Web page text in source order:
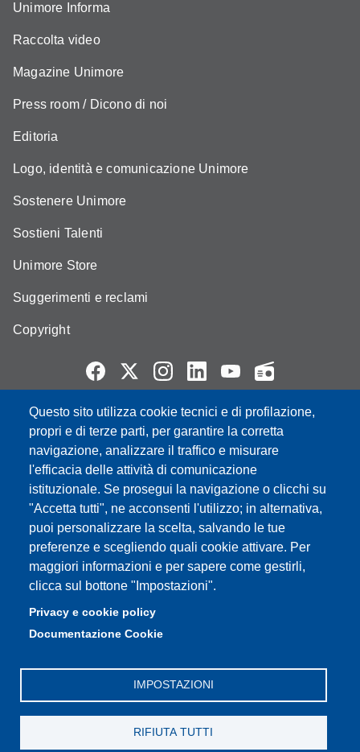
Questo sito utilizza cookie tecnici e di profilazione,
propri e di terze parti, per garantire la corretta
navigazione, analizzare il traffico e misurare
l'efficacia delle attività di comunicazione
istituzionale. Se prosegui la navigazione o clicchi su
"Accetta tutti", ne acconsenti l'utilizzo; in alternativa,
puoi personalizzare la scelta, salvando le tue
preferenze e scegliendo quali cookie attivare. Per
maggiori informazioni e per sapere come gestirli,
clicca sul bottone "Impostazioni".
Privacy e cookie policy
Documentazione Cookie
IMPOSTAZIONI
RIFIUTA TUTTI
Unimore Informa
Raccolta video
Magazine Unimore
Press room / Dicono di noi
Editoria
Logo, identità e comunicazione Unimore
Sostenere Unimore
Sostieni Talenti
Unimore Store
Suggerimenti e reclami
Copyright
Partita IVA: 00427620364
e-mail: urp@unimore.it
PEC: primo contatto: urp@pec.unimore.it
Indirizzo ReGIndE per notifica Atti Processuali:
direzionelegale@pec.unimore.it
Sede di Modena: Via Università 4, 41121 Modena, Tel. 059
2056511 - Fax 059 245156
Sede di Reggio Emilia: Viale A. Allegri 9, 42121 Reggio
Emilia, Tel. 0522 523041 - Fax 0522 523045